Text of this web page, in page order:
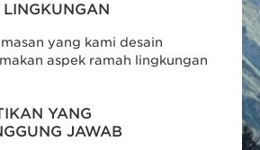
yang kami desain
aspek ramah lingkungan
YANG
JAWAB